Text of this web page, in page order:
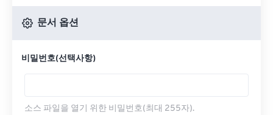
문서 옵션
비밀번호(선택사항)
소스 파일을 열기 위한 비밀번호(최대 255자).